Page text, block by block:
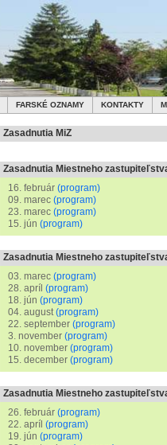
FARSKÉ OZNAMY KONTAKTY
Zasadnutia MiZ
Zasadnutia Miestneho
16. február (program)
09. marec (program)
23. marec (program)
15. jún (program)
Zasadnutia Miestneho
03. marec (program)
28. apríl (program)
18. jún (program)
04. august (program)
22. september (program)
3. november (program)
10. november (program)
15. december (program)
Zasadnutia Miestneho
26. február (program)
22. apríl (program)
19. jún (program)